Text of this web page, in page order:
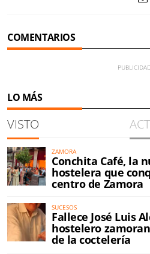
COMENTARIOS
LO MÁS
VISTO
ZAMORA
Conchita Café, la
hostelera que
centro de Zamora
SUCESOS
Fallece José Luis
hostelero
de la coctelería